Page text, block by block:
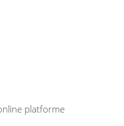
platforme